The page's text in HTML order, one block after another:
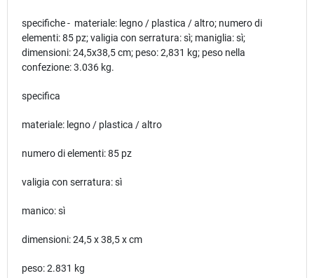
specifiche - materiale: legno / plastica / altro; numero di
elementi: 85 pz; valigia con serratura: sì; maniglia: sì;
dimensioni: 24,5x38,5 cm; peso: 2,831 kg; peso nella
confezione: 3.036 kg.
specifica
materiale: legno / plastica / altro
numero di elementi: 85 pz
valigia con serratura: sì
manico: sì
dimensioni: 24,5 x 38,5 x cm
peso: 2.831 kg